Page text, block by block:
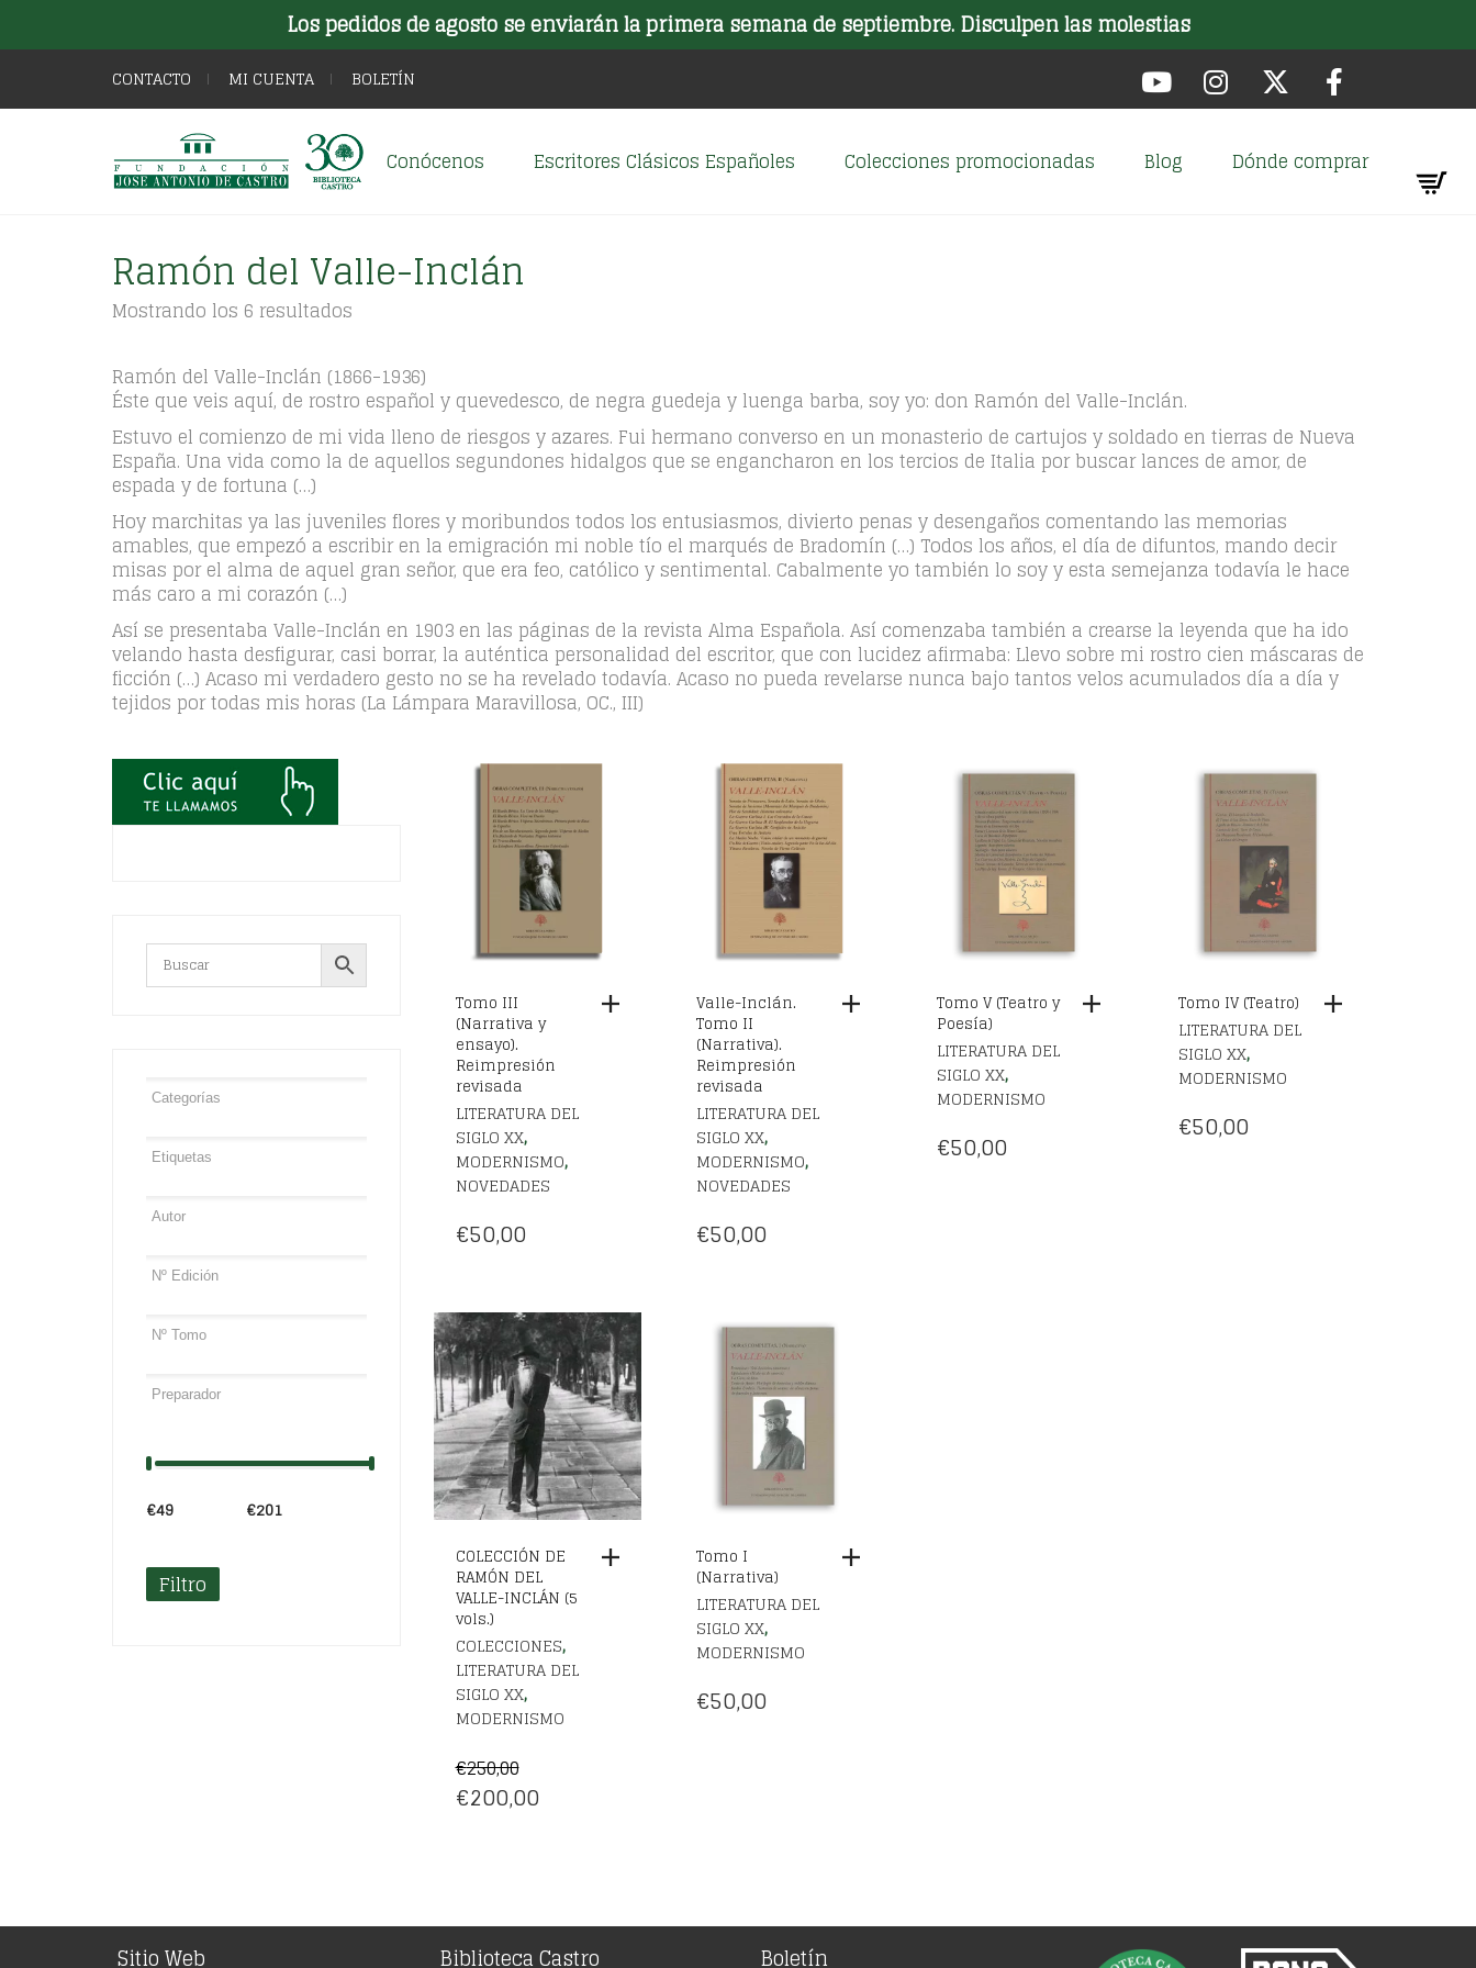
Los pedidos de agosto se enviarán la primera semana de septiembre. Disculpen las molestias
CONTACTO MI CUENTA BOLETÍN
Conócenos Escritores Clásicos Españoles Colecciones promocionadas Blog Dónde comprar
Ramón del Valle-Inclán
Mostrando los 6 resultados
Ramón del Valle-Inclán (1866-1936)
Éste que veis aquí, de rostro español y quevedesco, de negra guedeja y luenga barba, soy yo: don Ramón del Valle-Inclán.
Estuvo el comienzo de mi vida lleno de riesgos y azares. Fui hermano converso en un monasterio de cartujos y soldado en tierras de Nueva
España. Una vida como la de aquellos segundones hidalgos que se engancharon en los tercios de Italia por buscar lances de amor, de
espada y de fortuna (…)
Hoy marchitas ya las juveniles flores y moribundos todos los entusiasmos, divierto penas y desengaños comentando las memorias
amables, que empezó a escribir en la emigración mi noble tío el marqués de Bradomín (…) Todos los años, el día de difuntos, mando decir
misas por el alma de aquel gran señor, que era feo, católico y sentimental. Cabalmente yo también lo soy y esta semejanza todavía le hace
más caro a mi corazón (…)
Así se presentaba Valle-Inclán en 1903 en las páginas de la revista Alma Española. Así comenzaba también a crearse la leyenda que ha ido
velando hasta desfigurar, casi borrar, la auténtica personalidad del escritor, que con lucidez afirmaba: Llevo sobre mi rostro cien máscaras de
ficción (…) Acaso mi verdadero gesto no se ha revelado todavía. Acaso no pueda revelarse nunca bajo tantos velos acumulados día a día y
tejidos por todas mis horas (La Lámpara Maravillosa, OC., III)
Tomo III
(Narrativa y
ensayo).
Reimpresión
revisada
LITERATURA DEL
SIGLO XX,
MODERNISMO,
NOVEDADES
€50,00
Valle-Inclán.
Tomo II
(Narrativa).
Reimpresión
revisada
LITERATURA DEL
SIGLO XX,
MODERNISMO,
NOVEDADES
€50,00
Tomo V (Teatro y
Poesía)
LITERATURA DEL
SIGLO XX,
MODERNISMO
€50,00
Tomo IV (Teatro)
LITERATURA DEL
SIGLO XX,
MODERNISMO
€50,00
COLECCIÓN DE
RAMÓN DEL
VALLE-INCLÁN (5
vols.)
COLECCIONES,
LITERATURA DEL
SIGLO XX,
MODERNISMO
€250,00
EL
€250,00.
€200,00EL
€200,00.
Tomo I
(Narrativa)
LITERATURA DEL
SIGLO XX,
MODERNISMO
€50,00
€49 €201
Filtro
Sitio Web Biblioteca Castro Boletín